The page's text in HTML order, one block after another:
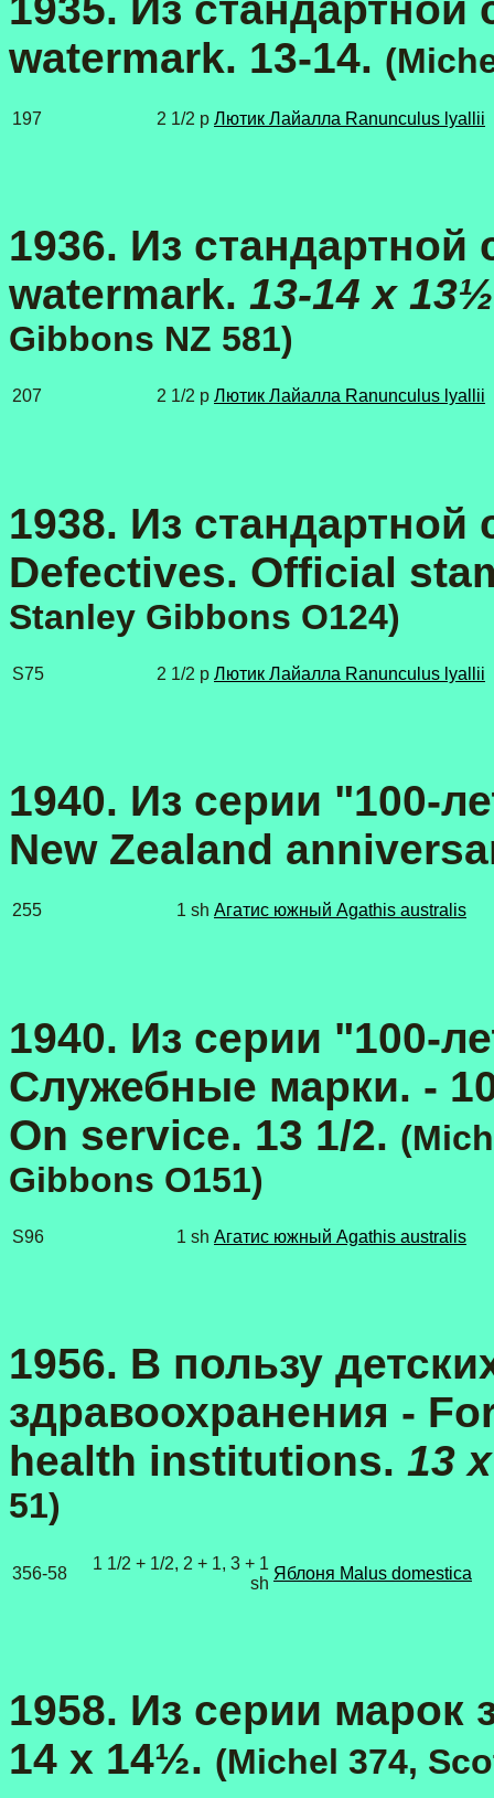
watermark. 13-14. (
197 2 1/2 p Лютик Лайалла Ranunculus lyallii
1936. Из
watermark. 13-14 x 13½
Gibbons NZ 581)
207 2 1/2 p Лютик Лайалла Ranunculus lyallii
1938. Из
Defectives. Official
Stanley Gibbons O124)
S75 2 1/2 p Лютик Лайалла Ranunculus lyallii
1940. Из серии "100-
New Zealand
255 1 sh Агатис южный Agathis australis
1940. Из серии "100-
Служебные марки. -
On service. 13 1/2.
Gibbons O151)
S96 1 sh Агатис южный Agathis australis
1956. В пользу
здравоохранения -
health institutions. 13
51)
356-58
1 1/2 + 1/2, 2 + 1, 3 + 1
sh
Яблоня Malus domestica
1958. Из серии марок
14 x 14½. (Michel 374,